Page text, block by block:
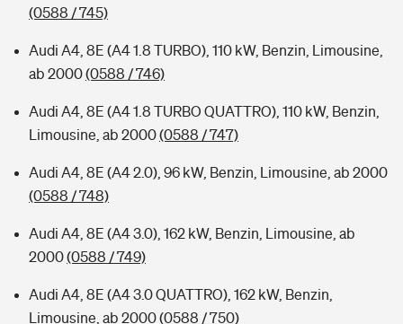
(0588 / 745)
Audi A4, 8E (A4 1.8 TURBO), 110 kW, Benzin, Limousine,
ab 2000(0588 / 746)
Audi A4, 8E (A4 1.8 TURBO QUATTRO), 110 kW, Benzin,
Limousine, ab 2000(0588 / 747)
Audi A4, 8E (A4 2.0), 96 kW, Benzin, Limousine, ab 2000
(0588 / 748)
Audi A4, 8E (A4 3.0), 162 kW, Benzin, Limousine, ab
2000(0588 / 749)
Audi A4, 8E (A4 3.0 QUATTRO), 162 kW, Benzin,
Limousine, ab 2000(0588 / 750)